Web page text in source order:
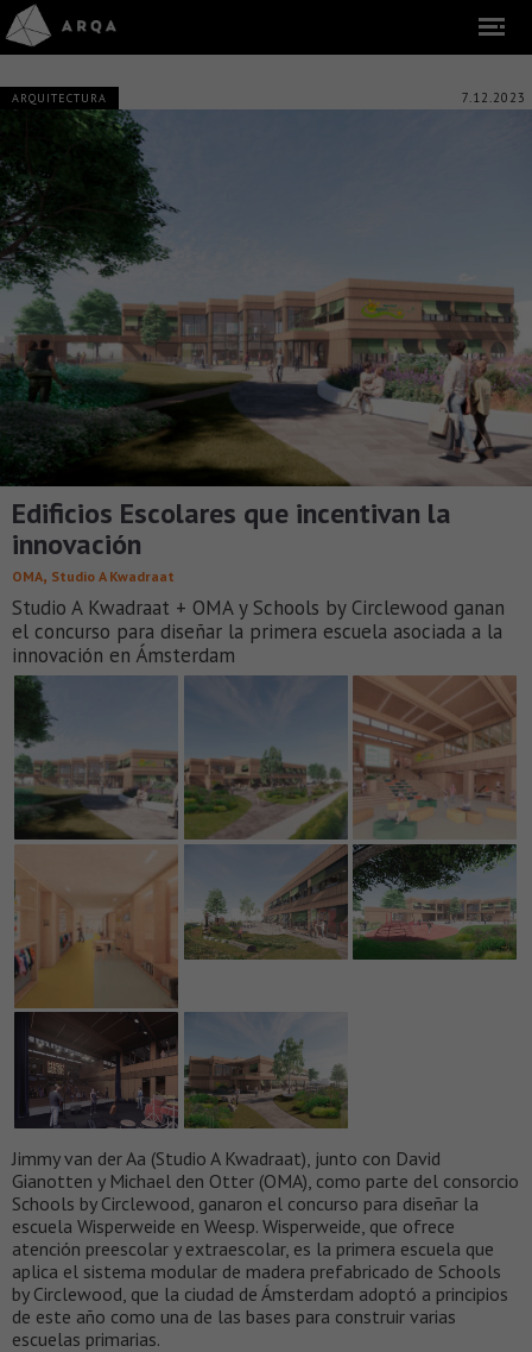
ARQUITECTURA 7.12.2023
Edificios Escolares que incentivan la
innovación
OMA, Studio A Kwadraat
Studio A Kwadraat + OMA y Schools by Circlewood ganan
el concurso para diseñar la primera escuela asociada a la
innovación en Ámsterdam
Jimmy van der Aa (Studio A Kwadraat), junto con David
Gianotten y Michael den Otter (OMA), como parte del consorcio
Schools by Circlewood, ganaron el concurso para diseñar la
escuela Wisperweide en Weesp. Wisperweide, que ofrece
atención preescolar y extraescolar, es la primera escuela que
aplica el sistema modular de madera prefabricado de Schools
by Circlewood, que la ciudad de Ámsterdam adoptó a principios
de este año como una de las bases para construir varias
escuelas primarias.